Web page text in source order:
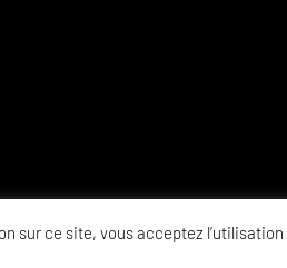
sur ce site, vous acceptez